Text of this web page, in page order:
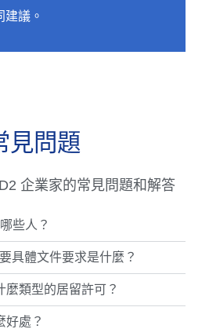
建議。
見問題
企業家的常見問題和解答
些人？
具體文件要求是什麼？
麼類型的居留許可？
好處？